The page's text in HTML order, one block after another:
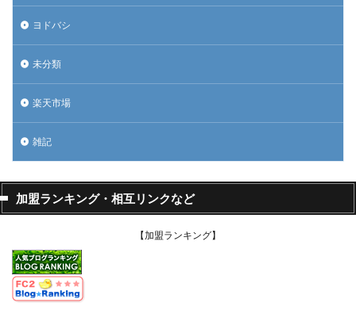
ヨドバシ
未分類
楽天市場
雑記
加盟ランキング・相互リンクなど
【加盟ランキング】